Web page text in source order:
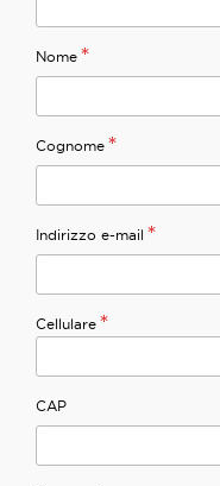
Nome *
Cognome *
Indirizzo e-mail *
Cellulare *
CAP